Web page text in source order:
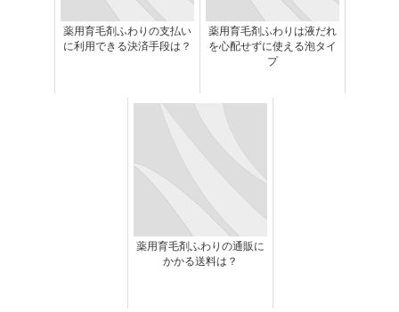
薬用育毛剤ふわりの支払い
に利用できる決済手段は？
薬用育毛剤ふわりは液だれ
を心配せずに使える泡タイ
プ
薬用育毛剤ふわりの通販に
かかる送料は？